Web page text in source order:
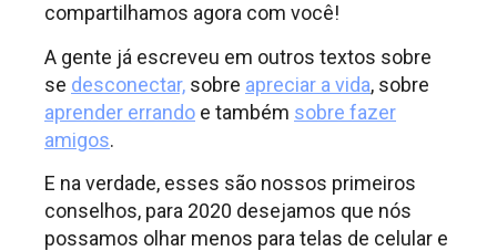
compartilhamos agora com você!
A gente já escreveu em outros textos sobre
se desconectar, sobre apreciar a vida, sobre
aprender errando e também sobre fazer
amigos.
E na verdade, esses são nossos primeiros
conselhos, para 2020 desejamos que nós
possamos olhar menos para telas de celular e